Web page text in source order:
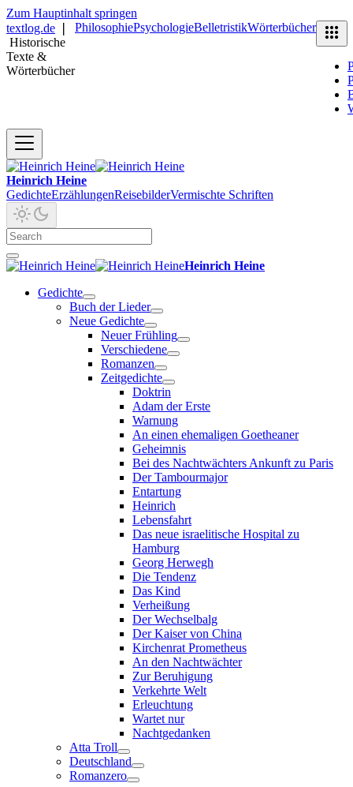
Zum Hauptinhalt springen
textlog.de
Historische
Texte &
Wörterbücher
PhilosophiePsychologieBelletristikWörterbücher
Heinrich Heine
GedichteErzählungenReisebilderVermischte Schriften
Heinrich Heine
Gedichte
Buch der Lieder
Neue Gedichte
Neuer Frühling
Verschiedene
Romanzen
Zeitgedichte
Doktrin
Adam der Erste
Warnung
An einen ehemaligen Goetheaner
Geheimnis
Bei des Nachtwächters Ankunft zu Paris
Der Tambourmajor
Entartung
Heinrich
Lebensfahrt
Das neue israelitische Hospital zu
Hamburg
Georg Herwegh
Die Tendenz
Das Kind
Verheißung
Der Wechselbalg
Der Kaiser von China
Kirchenrat Prometheus
An den Nachtwächter
Zur Beruhigung
Verkehrte Welt
Erleuchtung
Wartet nur
Nachtgedanken
Atta Troll
Deutschland
Romanzero